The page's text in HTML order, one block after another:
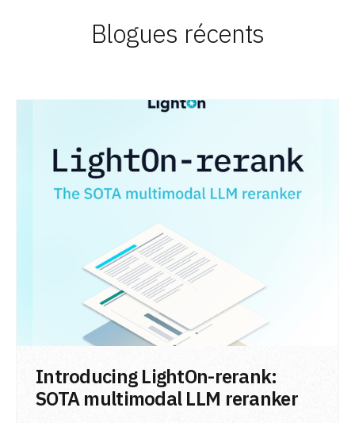
Blogues récents
Introducing LightOn-rerank:
SOTA multimodal LLM reranker